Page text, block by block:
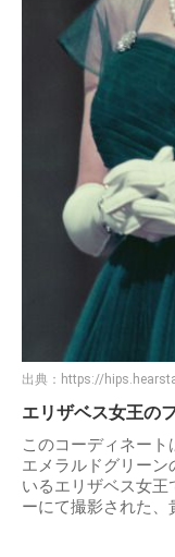
出典： https://
エリザベス女王の
このコーディネート
エメラルドグリーン
いるエリザベス女王
ーにて撮影された、